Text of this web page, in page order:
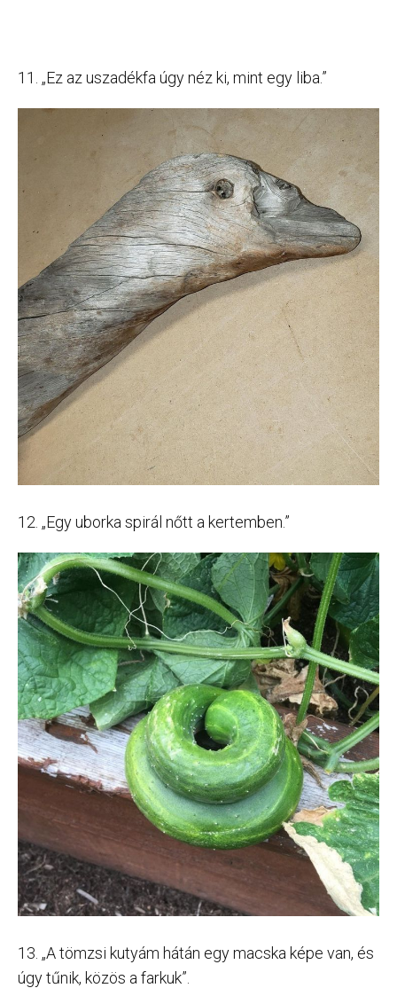
11. „Ez az uszadékfa úgy néz ki, mint egy liba.”
12. „Egy uborka spirál nőtt a kertemben.”
13. „A tömzsi kutyám hátán egy macska képe van, és
úgy tűnik, közös a farkuk”.